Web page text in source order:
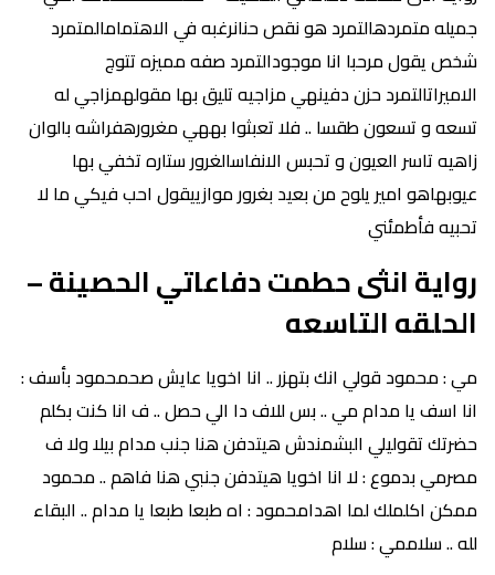
جميله متمردهالتمرد هو نقص حنانرغبه في الاهتمامالمتمرد
شخص يقول مرحبا انا موجودالتمرد صفه مميزه تتوج
الاميراتالتمرد حزن دفينهي مزاجيه تليق بها مقولهمزاجي له
تسعه و تسعون طقسا .. فلا تعبثوا بههي مغرورهفراشه بالوان
زاهيه تاسر العيون و تحبس الانفاسالغرور ستاره تخفي بها
عيوبهاهو امير يلوح من بعيد بغرور موازييقول احب فيكي ما لا
تحبيه فأطمئني
رواية انثى حطمت دفاعاتي الحصينة –
الحلقه التاسعه
مي : محمود قولي انك بتهزر .. انا اخويا عايش صحمحمود بأسف :
انا اسف يا مدام مي .. بس للاف دا الي حصل .. ف انا كنت بكلم
حضرتك تقوليلي البشمندش هيتدفن هنا جنب مدام بيلا ولا ف
مصرمي بدموع : لا انا اخويا هيتدفن جنبي هنا فاهم .. محمود
ممكن اكلملك لما اهدامحمود : اه طبعا طبعا يا مدام .. البقاء
لله .. سلاممي : سلام